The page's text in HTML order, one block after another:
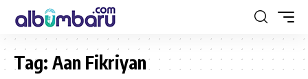
Tag: Aan Fikriyan